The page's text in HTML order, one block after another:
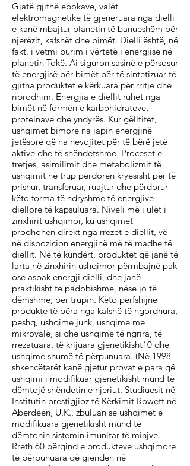
Gjatë gjithë epokave, valët
elektromagnetike të gjeneruara nga dielli
e kanë mbajtur planetin të banueshëm për
njerëzit, kafshët dhe bimët. Dielli është, në
fakt, i vetmi burim i vërtetë i energjisë në
planetin Tokë. Ai siguron sasinë e përsosur
të energjisë për bimët për të sintetizuar të
gjitha produktet e kërkuara për rritje dhe
riprodhim. Energjia e diellit ruhet nga
bimët në formën e karbohidrateve,
proteinave dhe yndyrës. Kur gëlltitet,
ushqimet bimore na japin energjinë
jetësore që na nevojitet për të bërë jetë
aktive dhe të shëndetshme. Proceset e
tretjes, asimilimit dhe metabolizmit të
ushqimit në trup përdoren kryesisht për të
prishur, transferuar, ruajtur dhe përdorur
këto forma të ndryshme të energjive
diellore të kapsuluara. Niveli më i ulët i
zinxhirit ushqimor, ku ushqimet
prodhohen direkt nga rrezet e diellit, vë
në dispozicion energjinë më të madhe të
diellit. Në të kundërt, produktet që janë të
larta në zinxhirin ushqimor përmbajnë pak
ose aspak energji dielli, dhe janë
praktikisht të padobishme, nëse jo të
dëmshme, për trupin. Këto përfshijnë
produkte të bëra nga kafshë të ngordhura,
peshq, ushqime junk, ushqime me
mikrovalë, si dhe ushqime të ngrira, të
rrezatuara, të krijuara gjenetikisht10 dhe
ushqime shumë të përpunuara. (Në 1998
shkencëtarët kanë gjetur provat e para që
ushqimi i modifikuar gjenetikisht mund të
dëmtojë shëndetin e njeriut. Studiuesit në
Institutin prestigjioz të Kërkimit Rowett në
Aberdeen, U.K., zbuluan se ushqimet e
modifikuara gjenetikisht mund të
dëmtonin sistemin imunitar të minjve.
Rreth 60 përqind e produkteve ushqimore
të përpunuara që gjenden në